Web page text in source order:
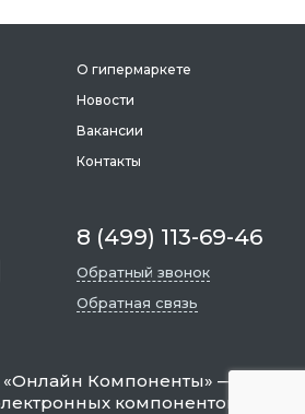
О гипермаркете
Новости
Вакансии
Контакты
8 (499) 113-69-46
Обратный звонок
Обратная связь
«Онлайн Компоненты» —
компонентов и